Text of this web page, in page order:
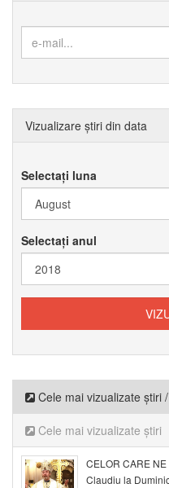
Vizualizare știri din data
Selectați luna
Selectați anul
Cele mai vizualizate știri
Cele mai vizualizate știri
CELOR CARE
Claudiu la